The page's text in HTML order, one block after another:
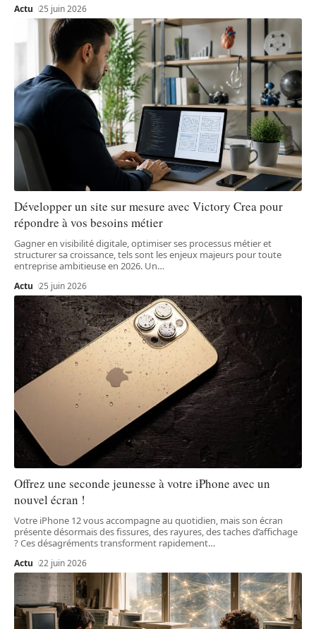
Actu 25 juin 2026
Développer un site sur mesure avec Victory Crea pour
répondre à vos besoins métier
Gagner en visibilité digitale, optimiser ses processus métier et
structurer sa croissance, tels sont les enjeux majeurs pour toute
entreprise ambitieuse en 2026. Un…
Actu 25 juin 2026
Offrez une seconde jeunesse à votre iPhone avec un
nouvel écran !
Votre iPhone 12 vous accompagne au quotidien, mais son écran
présente désormais des fissures, des rayures, des taches d’affichage
? Ces désagréments transforment rapidement…
Actu 22 juin 2026